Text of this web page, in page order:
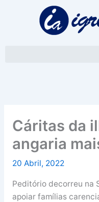
Cáritas da
angaria
20 Abril, 2022
Peditório decorreu na
apoiar famílias